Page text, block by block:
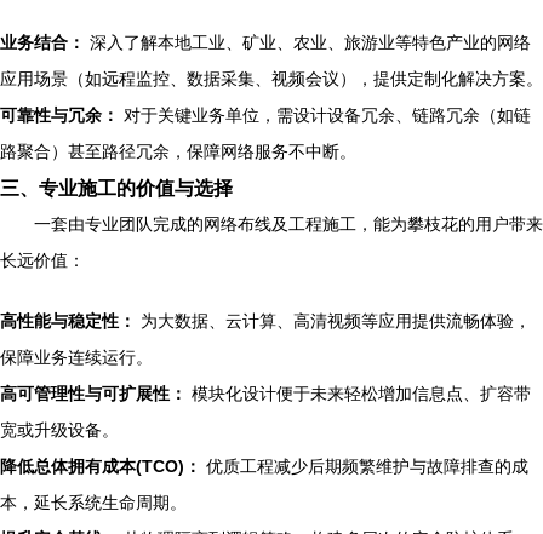
业务结合： 深入了解本地工业、矿业、农业、旅游业等特色产业的网络
应用场景（如远程监控、数据采集、视频会议），提供定制化解决方案。
可靠性与冗余：
对于关键业务单位，需设计设备冗余、链路冗余（如链
路聚合）甚至路径冗余，保障网络服务不中断。
三、专业施工的价值与选择
一套由专业团队完成的网络布线及工程施工，能为攀枝花的用户带来
长远价值：
高性能与稳定性：
为大数据、云计算、高清视频等应用提供流畅体验，
保障业务连续运行。
高可管理性与可扩展性： 模块化设计便于未来轻松增加信息点、扩容带
宽或升级设备。
降低总体拥有成本(TCO)： 优质工程减少后期频繁维护与故障排查的成
本，延长系统生命周期。